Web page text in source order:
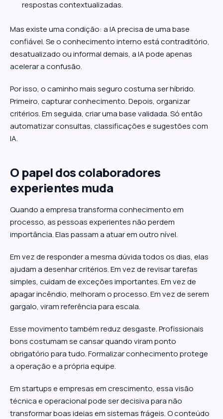
respostas contextualizadas.
Mas existe uma condição: a IA precisa de uma base
confiável. Se o conhecimento interno está contraditório,
desatualizado ou informal demais, a IA pode apenas
acelerar a confusão.
Por isso, o caminho mais seguro costuma ser híbrido.
Primeiro, capturar conhecimento. Depois, organizar
critérios. Em seguida, criar uma base validada. Só então
automatizar consultas, classificações e sugestões com
IA.
O papel dos colaboradores
experientes muda
Quando a empresa transforma conhecimento em
processo, as pessoas experientes não perdem
importância. Elas passam a atuar em outro nível.
Em vez de responder a mesma dúvida todos os dias, elas
ajudam a desenhar critérios. Em vez de revisar tarefas
simples, cuidam de exceções importantes. Em vez de
apagar incêndio, melhoram o processo. Em vez de serem
gargalo, viram referência para escala.
Esse movimento também reduz desgaste. Profissionais
bons costumam se cansar quando viram ponto
obrigatório para tudo. Formalizar conhecimento protege
a operação e a própria equipe.
Em startups e empresas em crescimento, essa visão
técnica e operacional pode ser decisiva para não
transformar boas ideias em sistemas frágeis. O conteúdo